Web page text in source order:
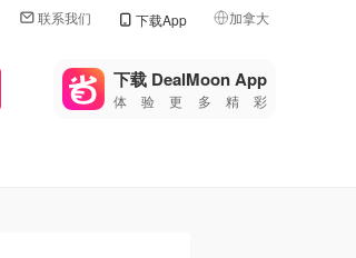
联系我们 下载App 加拿大
🇺🇸
美国
🇨🇳中国
下载 DealMoon App
体验更多精彩